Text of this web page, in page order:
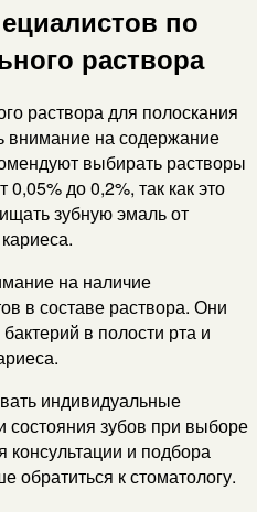
по
раствора
раствора для полоскания
внимание на содержание
выбирать растворы
до 0,2%, так как это
зубную эмаль от
на наличие
в составе раствора. Они
в полости рта и
индивидуальные
состояния зубов при выборе
консультации и подбора
обратиться к стоматологу.